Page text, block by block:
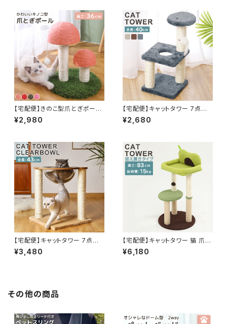
【宅配便】きのこ型爪とぎポール
キャットタワー 人工芝 猫 ペット
／pets070
¥2,980
【宅配便】キャットタワー 7点セッ
ト 猫 爪とぎ ポール おもちゃ付
き キャットツリー 据え置き／pe
¥2,680
【宅配便】キャットタワー 7点セッ
ト 猫 宇宙船 ボウル クリア 据え
置き 爪とぎ／pets208a1
¥3,480
【宅配便】キャットタワー 猫 爪と
ぎ ポール 据え置き ペット ペット
10点セット／pets204a1
¥6,180
その他の商品